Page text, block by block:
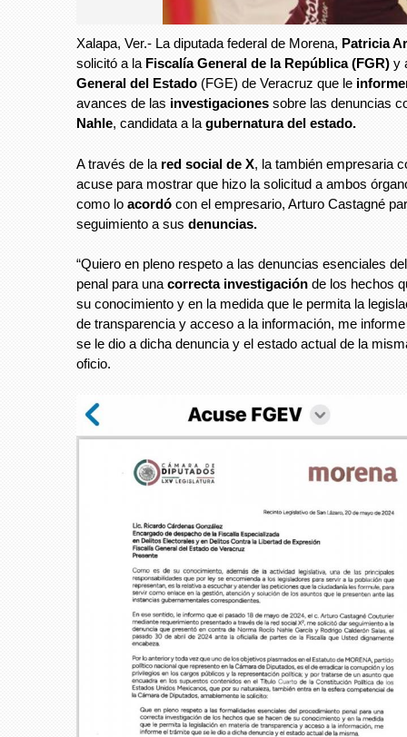
Xalapa, Ver.- La diputada federal de Morena, Patricia
solicitó a la Fiscalía General de la República (FGR) y
General del Estado (FGE) de Veracruz que le
avances de las investigaciones sobre las denuncias
Nahle, candidata a la gubernatura del estado.
A través de la red social de X, la también empresaria
acuse para mostrar que hizo la solicitud a ambos
como lo acordó con el empresario, Arturo Castagné
seguimiento a sus denuncias.
“Quiero en pleno respeto a las denuncias esenciales
penal para una correcta investigación de los hechos
su conocimiento y en la medida que le permita la
de transparencia y acceso a la información, me
se le dio a dicha denuncia y el estado actual de la
oficio.